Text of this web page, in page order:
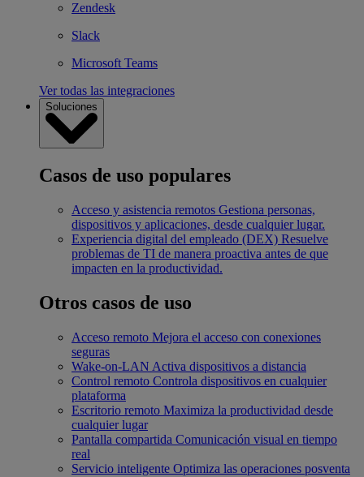
Zendesk
Slack
Microsoft Teams
Ver todas las integraciones
Soluciones
Casos de uso populares
Acceso y asistencia remotos Gestiona personas,
dispositivos y aplicaciones, desde cualquier lugar.
Experiencia digital del empleado (DEX) Resuelve
problemas de TI de manera proactiva antes de que
impacten en la productividad.
Otros casos de uso
Acceso remoto Mejora el acceso con conexiones
seguras
Wake-on-LAN Activa dispositivos a distancia
Control remoto Controla dispositivos en cualquier
plataforma
Escritorio remoto Maximiza la productividad desde
cualquier lugar
Pantalla compartida Comunicación visual en tiempo
real
Servicio inteligente Optimiza las operaciones posventa